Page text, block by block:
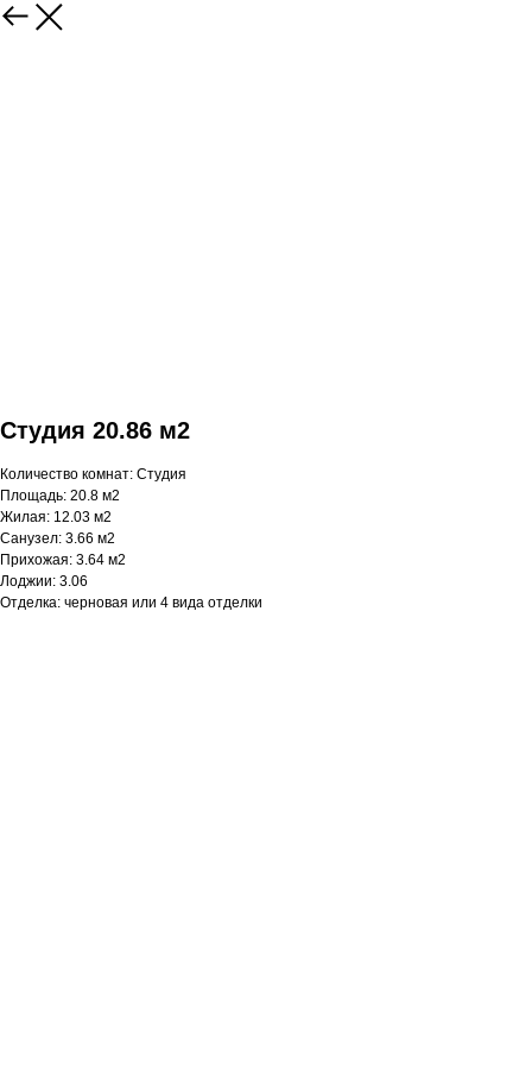
Студия 20.86 м2
Количество комнат: Студия
Площадь: 20.8 м2
Жилая: 12.03 м2
Санузел: 3.66 м2
Прихожая: 3.64 м2
Лоджии: 3.06
Отделка: черновая или 4 вида отделки